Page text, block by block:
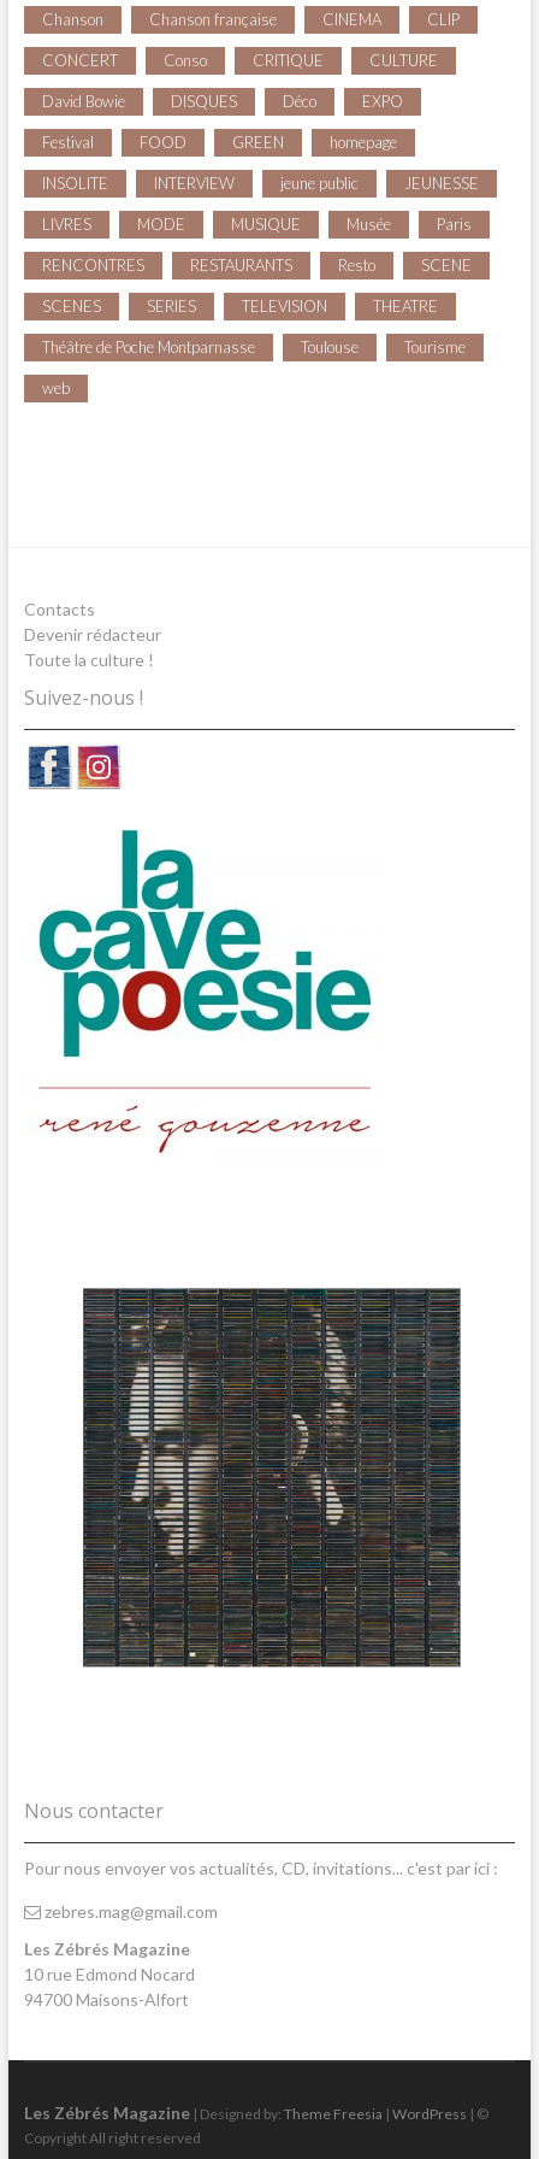
Chanson Chanson française CINEMA CLIP
CONCERT Conso CRITIQUE CULTURE
David Bowie DISQUES Déco EXPO
Festival FOOD GREEN homepage
INSOLITE INTERVIEW jeune public JEUNESSE
LIVRES MODE MUSIQUE Musée Paris
RENCONTRES RESTAURANTS Resto SCENE
SCENES SERIES TELEVISION THEATRE
Théâtre de Poche Montparnasse Toulouse Tourisme
web
Contacts
Devenir rédacteur
Toute la culture !
Suivez-nous !
Nous contacter
Pour nous envoyer vos actualités, CD, invitations... c'est par ici :
zebres.mag@gmail.com
Les Zébrés Magazine
10 rue Edmond Nocard
94700 Maisons-Alfort
Les Zébrés Magazine| Designed by: Theme Freesia | WordPress | ©
Copyright All right reserved